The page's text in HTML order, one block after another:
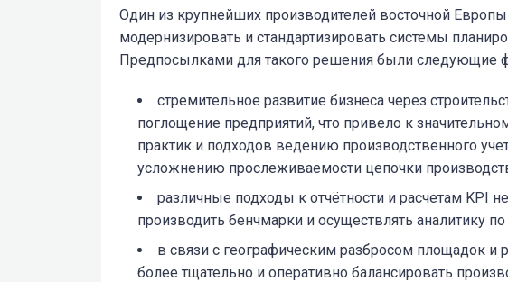
Один из крупнейших производителей восточной
модернизировать и стандартизировать системы
Предпосылками для такого решения были следующие
стремительное развитие бизнеса через
поглощение предприятий, что привело к
практик и подходов ведению производственного
усложнению прослеживаемости цепочки
различные подходы к отчётности и расчетам KPI
производить бенчмарки и осуществлять аналитику
в связи с географическим разбросом площадок и
более тщательно и оперативно балансировать